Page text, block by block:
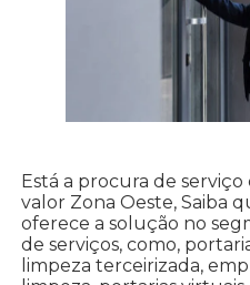
Está a procura de
valor Zona Oeste, Saiba
oferece a solução no
de serviços, como,
limpeza terceirizada,